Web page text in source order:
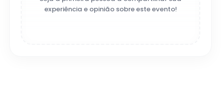
experiência e opinião sobre este evento!